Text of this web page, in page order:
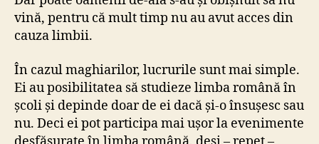
vină, pentru că mult timp nu au avut acces din
cauza limbii.
În cazul maghiarilor, lucrurile sunt mai simple.
Ei au posibilitatea să studieze limba română în
școli și depinde doar de ei dacă și-o însușesc sau
nu. Deci ei pot participa mai ușor la evenimente